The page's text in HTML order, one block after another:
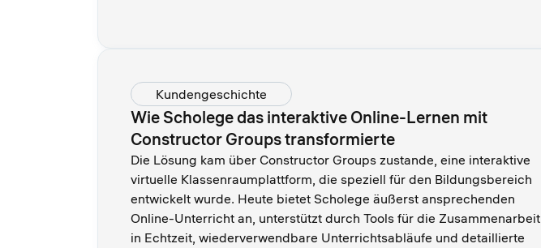
Kundengeschichte
Wie Scholege das interaktive Online-Lernen mit
Constructor Groups transformierte
Die Lösung kam über Constructor Groups zustande, eine interaktive
virtuelle Klassenraumplattform, die speziell für den Bildungsbereich
entwickelt wurde. Heute bietet Scholege äußerst ansprechenden
Online-Unterricht an, unterstützt durch Tools für die Zusammenarbeit
in Echtzeit, wiederverwendbare Unterrichtsabläufe und detaillierte